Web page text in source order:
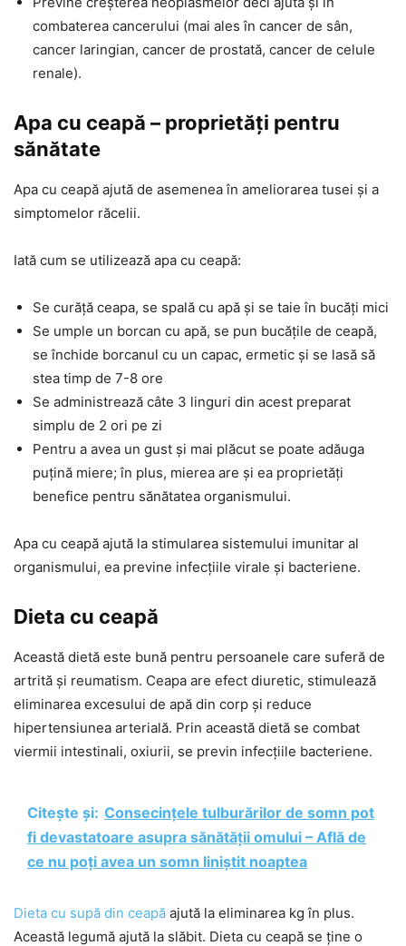
combaterea cancerului (mai ales în cancer de sân,
cancer laringian, cancer de prostată, cancer de celule
renale).
Apa cu ceapă – proprietăți pentru
sănătate
Apa cu ceapă ajută de asemenea în ameliorarea tusei și a
simptomelor răcelii.
Iată cum se utilizează apa cu ceapă:
Se curăță ceapa, se spală cu apă și se taie în bucăți mici
Se umple un borcan cu apă, se pun bucățile de ceapă,
se închide borcanul cu un capac, ermetic și se lasă să
stea timp de 7-8 ore
Se administrează câte 3 linguri din acest preparat
simplu de 2 ori pe zi
Pentru a avea un gust și mai plăcut se poate adăuga
puțină miere; în plus, mierea are și ea proprietăți
benefice pentru sănătatea organismului.
Apa cu ceapă ajută la stimularea sistemului imunitar al
organismului, ea previne infecțiile virale și bacteriene.
Dieta cu ceapă
Această dietă este bună pentru persoanele care suferă de
artrită și reumatism. Ceapa are efect diuretic, stimulează
eliminarea excesului de apă din corp și reduce
hipertensiunea arterială. Prin această dietă se combat
viermii intestinali, oxiurii, se previn infecțiile bacteriene.
Citește și: Consecințele tulburărilor de somn pot
fi devastatoare asupra sănătății omului – Află de
ce nu poți avea un somn liniștit noaptea
Dieta cu supă din ceapă ajută la eliminarea kg în plus.
Această legumă ajută la slăbit. Dieta cu ceapă se ține o